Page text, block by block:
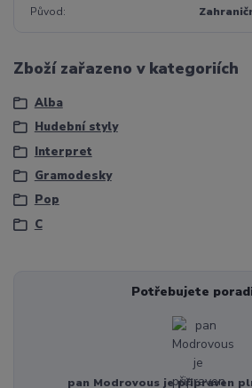
Původ
Zboží zařazeno v kategoriích
Alba
Hudební styly
Interpret
Gramodesky
Pop
C
Potřebujete
pan Modrovous je připraven